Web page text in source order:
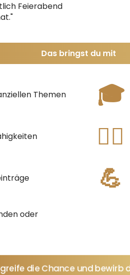
Feierabend
Das bringst du mit
Themen
oder
🎓
👮‍♂️
💪
die Chance und bewirb